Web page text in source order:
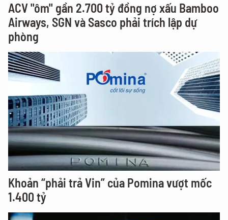
ACV "ôm" gần 2.700 tỷ đồng nợ xấu Bamboo
Airways, SGN và Sasco phải trích lập dự
phòng
Khoản “phải trả Vin” của Pomina vượt mốc
1.400 tỷ